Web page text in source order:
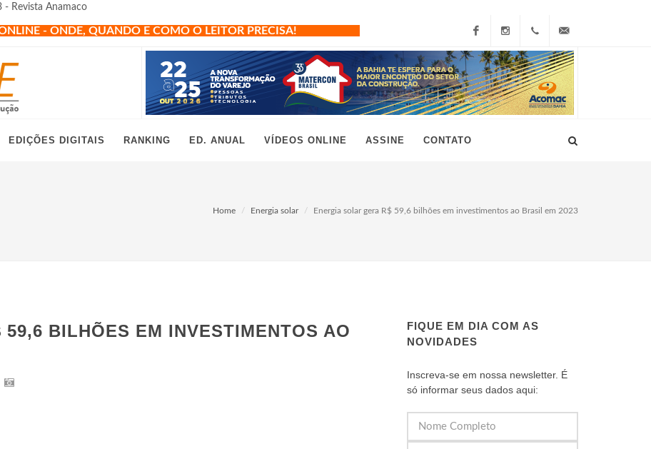
- Revista Anamaco
- ONDE, QUANDO E COMO O LEITOR PRECISA!
FacebookInstagram
+55
(11)
grau10@grau10.com.br
EDIÇÕES DIGITAIS RANKING ED. ANUAL VÍDEOS ONLINE ASSINE CONTATO
Home Energia solar Energia solar gera R$ 59,6 bilhões em investimentos ao Brasil em 2023
BILHÕES EM INVESTIMENTOS AO
FIQUE EM DIA COM AS
NOVIDADES
Inscreva-se em nossa newsletter. É
só informar seus dados aqui: